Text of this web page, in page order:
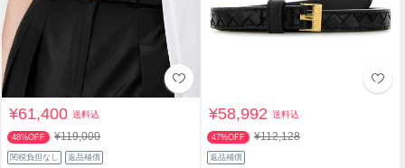
¥61,400送料込
48%OFF ¥119,000
関税負担なし 返品補償
¥58,992送料込
47%OFF ¥112,128
返品補償